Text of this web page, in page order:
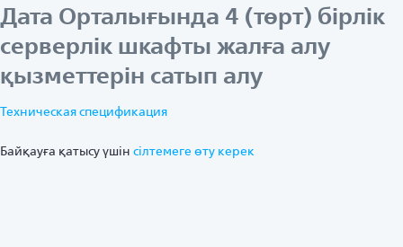
Дата Орталығында 4 (төрт) бірлік
серверлік шкафты жалға алу
қызметтерін сатып алу
Техническая спецификация
Байқауға қатысу үшін ciлтемеге өту керек